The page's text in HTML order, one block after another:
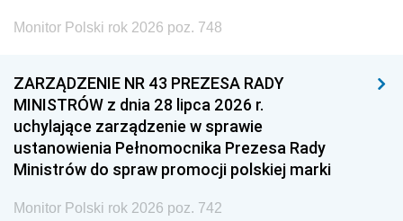
Monitor Polski rok 2026 poz. 748
ZARZĄDZENIE NR 43 PREZESA RADY
MINISTRÓW z dnia 28 lipca 2026 r.
uchylające zarządzenie w sprawie
ustanowienia Pełnomocnika Prezesa Rady
Ministrów do spraw promocji polskiej marki
Monitor Polski rok 2026 poz. 742